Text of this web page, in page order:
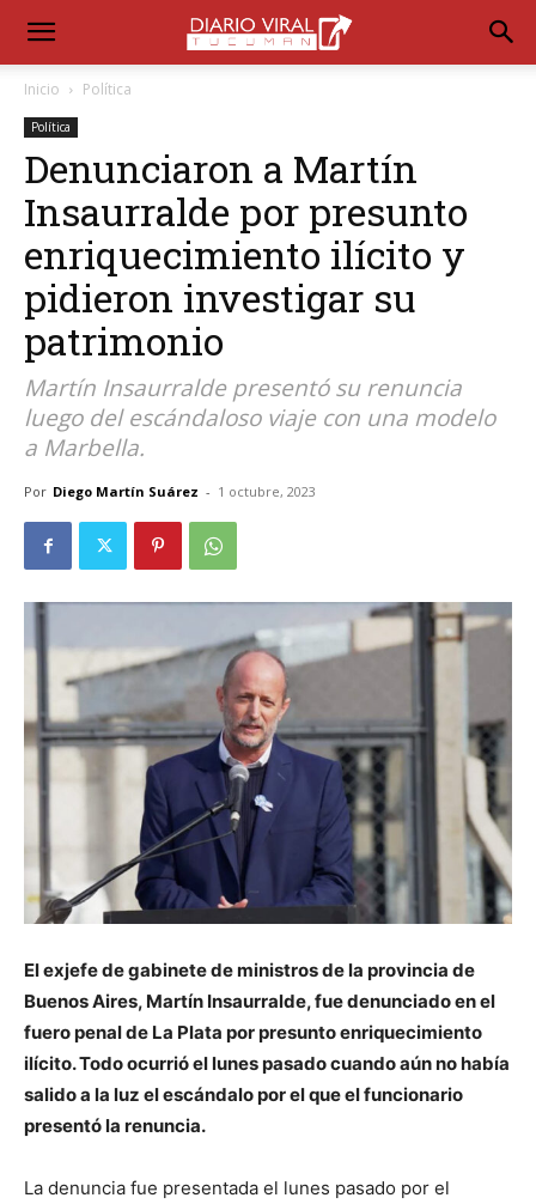
Inicio Política
Política
Denunciaron a Martín
Insaurralde por presunto
enriquecimiento ilícito y
pidieron investigar su
patrimonio
Martín Insaurralde presentó su renuncia
luego del escándaloso viaje con una modelo
a Marbella.
Por Diego Martín Suárez - 1 octubre, 2023
El exjefe de gabinete de ministros de la provincia de
Buenos Aires, Martín Insaurralde, fue denunciado en el
fuero penal de La Plata por presunto enriquecimiento
ilícito. Todo ocurrió el lunes pasado cuando aún no había
salido a la luz el escándalo por el que el funcionario
presentó la renuncia.
La denuncia fue presentada el lunes pasado por el